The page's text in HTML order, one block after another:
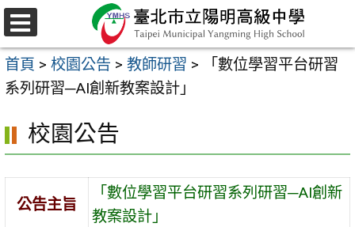
跳
至
主
要
容
區
選
單
首頁 > 校園公告 > 教師研習 >
「數位學習平台研習
系列研習─AI創新教案設計」
校園公告
公告主旨
「數位學習平台研習系列研習─AI創新
教案設計」